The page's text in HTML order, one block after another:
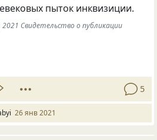
пыток инквизиции.
Свидетельство о публикации
5
26 янв 2021